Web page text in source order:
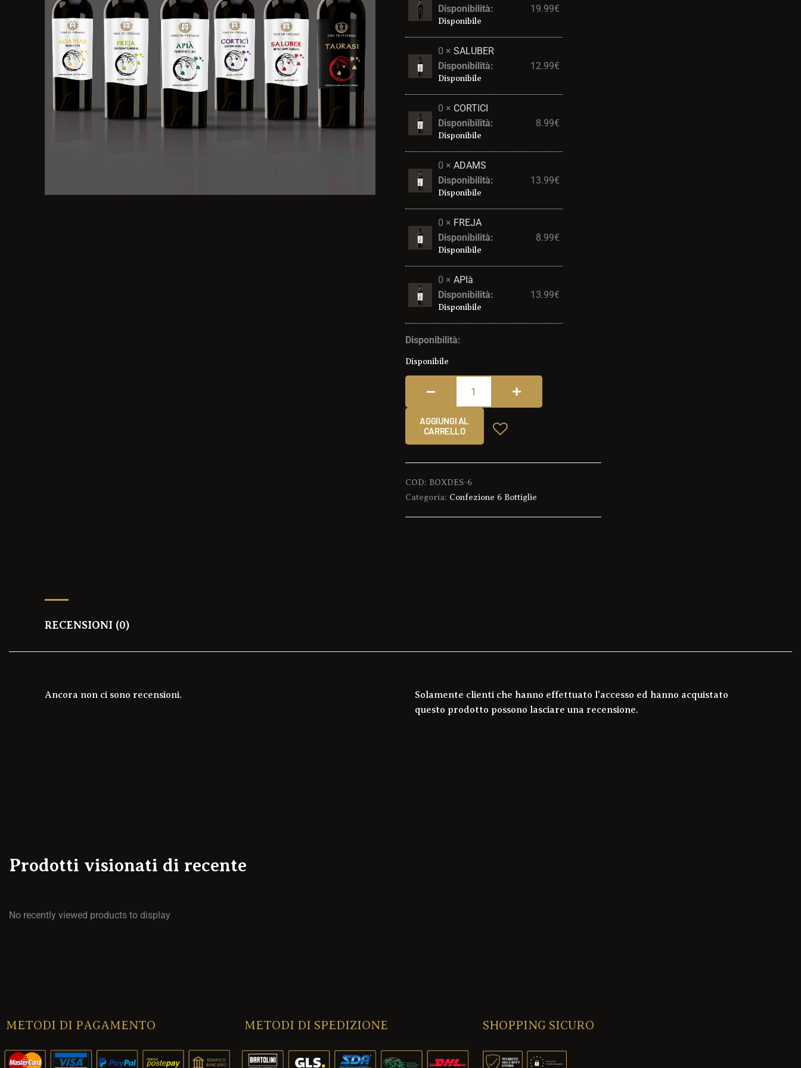
Disponibilità:
Disponibile
19.99€
0 × SALUBER
Disponibilità:
Disponibile
12.99€
0 × CORTICI
Disponibilità:
Disponibile
8.99€
0 × ADAMS
Disponibilità:
Disponibile
13.99€
0 × FREJA
Disponibilità:
Disponibile
8.99€
0 × APIà
Disponibilità:
Disponibile
13.99€
Disponibilità:
Disponibile
quantità
AGGIUNGI AL
CARRELLO
COD: BOXDES-6
Categoria: Confezione 6 Bottiglie
RECENSIONI (0)
Ancora non ci sono recensioni.
Solamente clienti che hanno effettuato l'accesso ed hanno acquistato
questo prodotto possono lasciare una recensione.
Prodotti visionati di recente
No recently viewed products to display
METODI DI PAGAMENTO METODI DI SPEDIZIONE SHOPPING SICURO